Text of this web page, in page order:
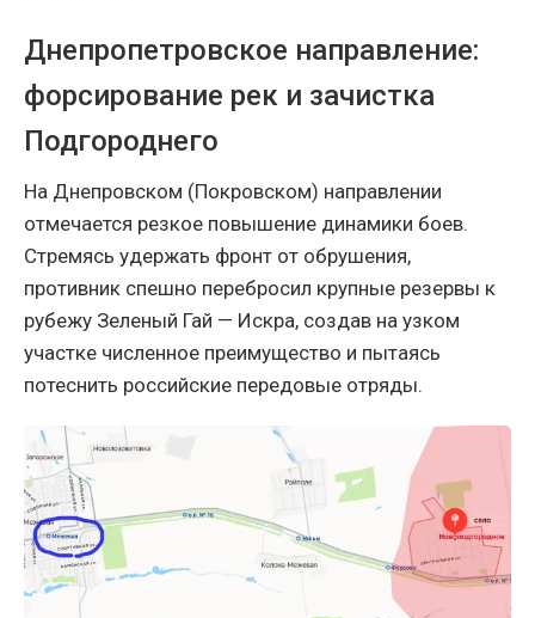
Днепропетровское направление:
форсирование рек и зачистка
Подгороднего
На Днепровском (Покровском) направлении
отмечается резкое повышение динамики боев.
Стремясь удержать фронт от обрушения,
противник спешно перебросил крупные резервы к
рубежу Зеленый Гай — Искра, создав на узком
участке численное преимущество и пытаясь
потеснить российские передовые отряды.